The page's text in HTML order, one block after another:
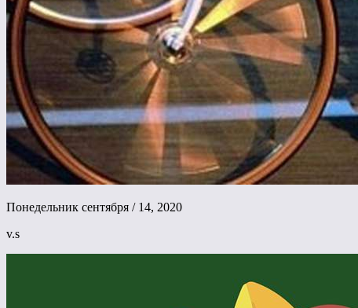
Понедельник сентября / 14, 2020
v.s